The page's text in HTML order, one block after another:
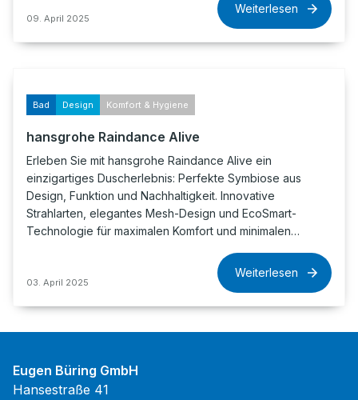
09. April 2025
Weiterlesen
Bad Design Komfort & Hygiene
hansgrohe Raindance Alive
Erleben Sie mit hansgrohe Raindance Alive ein
einzigartiges Duscherlebnis: Perfekte Symbiose aus
Design, Funktion und Nachhaltigkeit. Innovative
Strahlarten, elegantes Mesh-Design und EcoSmart-
Technologie für maximalen Komfort und minimalen…
03. April 2025
Weiterlesen
Eugen Büring GmbH
Hansestraße 41